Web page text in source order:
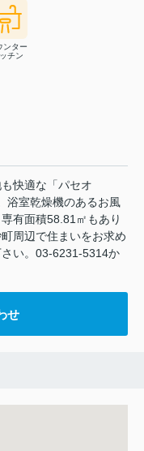
ンター
チン
快適な「パセオ
浴室乾燥機のあるお風
有面積58.81㎡もあり
周辺で住まいをお求め
い。03-6231-5314か
せ